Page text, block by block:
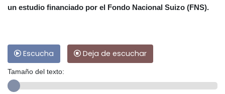
un estudio financiado por el Fondo Nacional Suizo (FNS).
Escucha Deja de escuchar
Tamaño del texto: